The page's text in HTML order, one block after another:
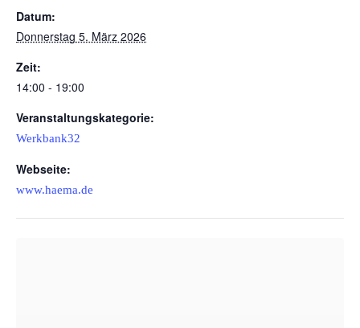
Datum:
Donnerstag 5. März 2026
Zeit:
14:00 - 19:00
Veranstaltungskategorie:
Werkbank32
Webseite:
www.haema.de